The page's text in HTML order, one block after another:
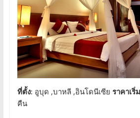
ที่ตั้ง: อูบุด ,บาหลี ,อินโดนีเซีย ราคาเริ่
คืน